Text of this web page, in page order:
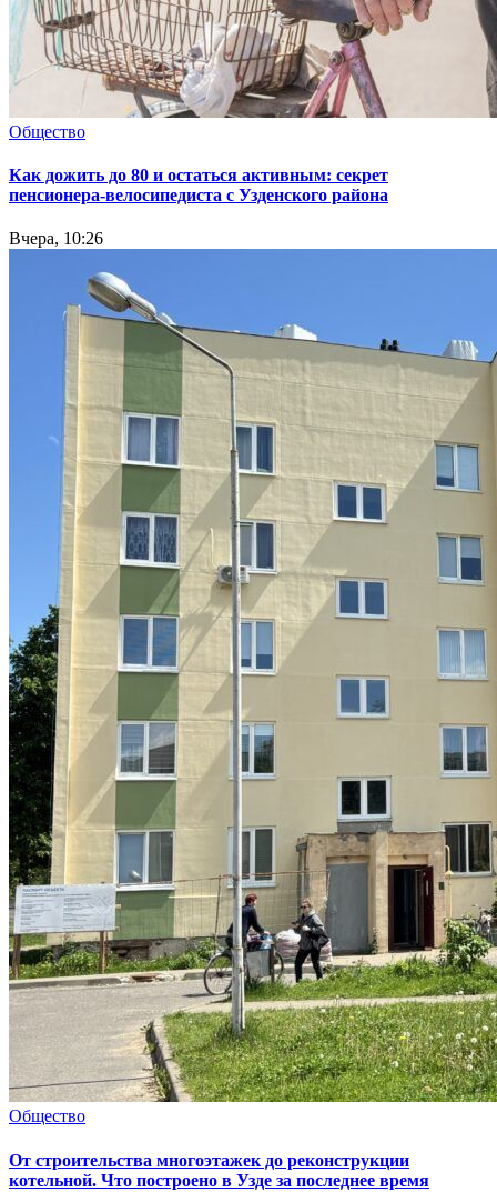
Общество
Как дожить до 80 и остаться активным: секрет
пенсионера-велосипедиста с Узденского района
Вчера, 10:26
Общество
От строительства многоэтажек до реконструкции
котельной. Что построено в Узде за последнее время